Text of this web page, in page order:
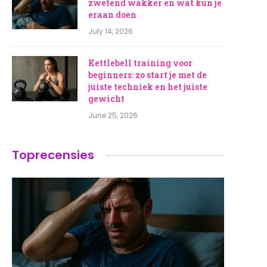
zwetend wakker en wat kun je
eraan doen
July 14, 2026
Kettlebell training voor
beginners: zo start je met de
juiste techniek en het juiste
gewicht
June 25, 2026
Toprecensies